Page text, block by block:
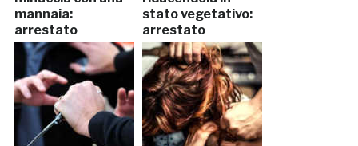
mannaia:
arrestato
stato vegetativo:
arrestato